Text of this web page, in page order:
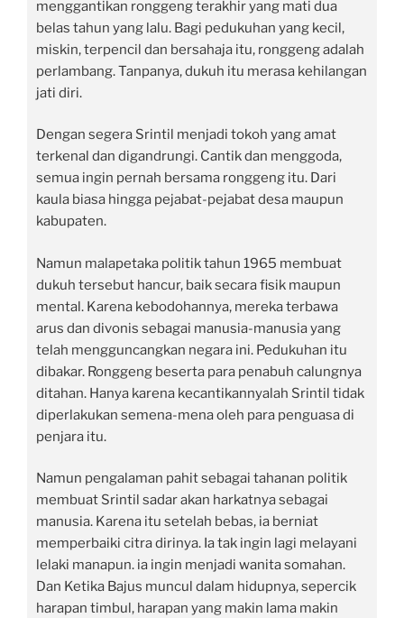
menggantikan ronggeng terakhir yang mati dua
belas tahun yang lalu. Bagi pedukuhan yang kecil,
miskin, terpencil dan bersahaja itu, ronggeng adalah
perlambang. Tanpanya, dukuh itu merasa kehilangan
jati diri.
Dengan segera Srintil menjadi tokoh yang amat
terkenal dan digandrungi. Cantik dan menggoda,
semua ingin pernah bersama ronggeng itu. Dari
kaula biasa hingga pejabat-pejabat desa maupun
kabupaten.
Namun malapetaka politik tahun 1965 membuat
dukuh tersebut hancur, baik secara fisik maupun
mental. Karena kebodohannya, mereka terbawa
arus dan divonis sebagai manusia-manusia yang
telah mengguncangkan negara ini. Pedukuhan itu
dibakar. Ronggeng beserta para penabuh calungnya
ditahan. Hanya karena kecantikannyalah Srintil tidak
diperlakukan semena-mena oleh para penguasa di
penjara itu.
Namun pengalaman pahit sebagai tahanan politik
membuat Srintil sadar akan harkatnya sebagai
manusia. Karena itu setelah bebas, ia berniat
memperbaiki citra dirinya. Ia tak ingin lagi melayani
lelaki manapun. ia ingin menjadi wanita somahan.
Dan Ketika Bajus muncul dalam hidupnya, sepercik
harapan timbul, harapan yang makin lama makin